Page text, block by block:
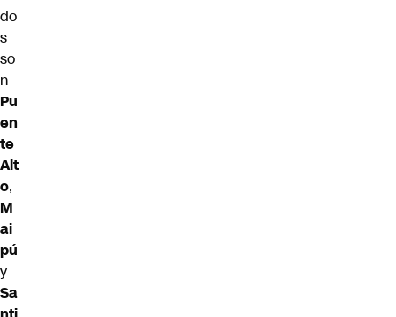
do
s
so
n
Pu
en
te
Alt
o,
M
ai
pú
y
Sa